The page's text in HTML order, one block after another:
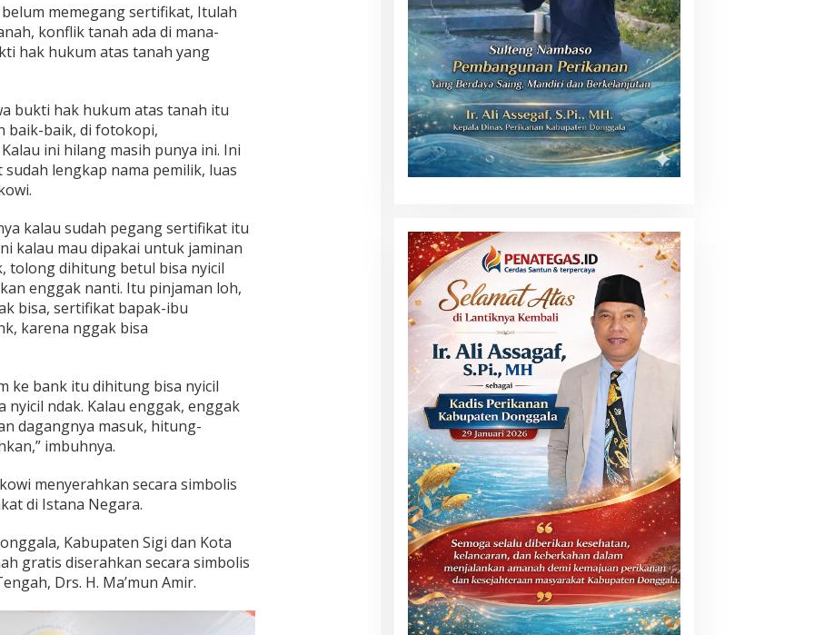
memegang sertifikat, Itulah
konflik tanah ada di mana-
hak hukum atas tanah yang
bukti hak hukum atas tanah itu
baik-baik, di fotokopi,
ini hilang masih punya ini. Ini
lengkap nama pemilik, luas
kalau sudah pegang sertifikat itu
kalau mau dipakai untuk jaminan
tolong dihitung betul bisa nyicil
enggak nanti. Itu pinjaman loh,
bisa, sertifikat bapak-ibu
karena nggak bisa
ke bank itu dihitung bisa nyicil
nyicil ndak. Kalau enggak, enggak
dagangnya masuk, hitung-
imbuhnya.
menyerahkan secara simbolis
di Istana Negara.
Kabupaten Sigi dan Kota
gratis diserahkan secara simbolis
Drs. H. Ma’mun Amir.